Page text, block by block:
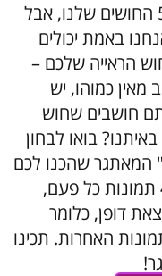
לא שאנחנו מזלזלים באף אחד מ-5 החושים שלנו, אבל
באמת יכולים
הראייה שלכם –
מאין כמוהו, יש
חושבים שחוש
בואו לבחון
שהכנו לכם
כאן – שבו תחזו ב-10 סדרות של 4 תמונות כל פעם,
דופן, כלומר
האחרות. תכינו